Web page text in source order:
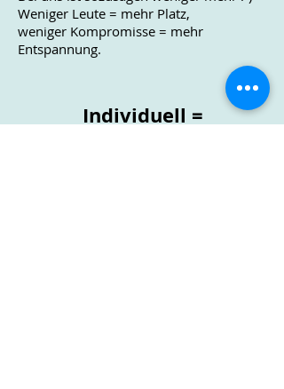
Weniger Leute = mehr Platz,
weniger Kompromisse = mehr
Entspannung.
Individuell =